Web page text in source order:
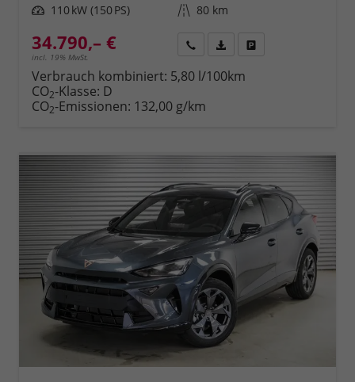
Leistung 110 kW (150 PS) Kilometerstand 80 km
34.790,– €
incl. 19% MwSt.
Rückruf PDF-Datei, Fahrzeugexposé
Verbrauch kombiniert: 5,80 l/100km
CO2-Klasse: D
CO2-Emissionen: 132,00 g/km